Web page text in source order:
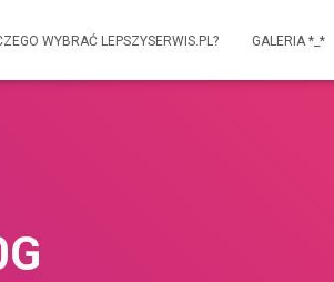
WYBRAĆ LEPSZYSERWIS.PL? GALERIA *_*